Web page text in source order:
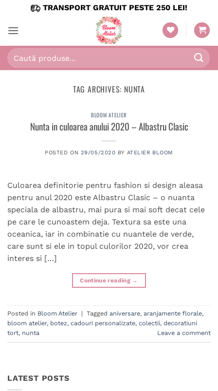
content
TRANSPORT GRATUIT PESTE 250 LEI!
Caută
după:
TAG ARCHIVES: NUNTA
BLOOM ATELIER
Nunta in culoarea anului 2020 – Albastru Clasic
POSTED ON 29/05/2020 BY ATELIER BLOOM
Culoarea definitorie pentru fashion si design aleasa
pentru anul 2020 este Albastru Clasic – o nuanta
speciala de albastru, mai pura si mai soft decat cele
pe care le cunoastem deja. Textura sa este una
oceanica, iar in combinatie cu nuantele de verde,
care sunt si ele in topul culorilor 2020, vor crea
interes si […]
Continue reading →
Posted in Bloom Atelier | Tagged aniversare, aranjamente florale,
bloom atelier, botez, cadouri personalizate, colectii, decoratiuni
tort, nunta Leave a comment
LATEST POSTS